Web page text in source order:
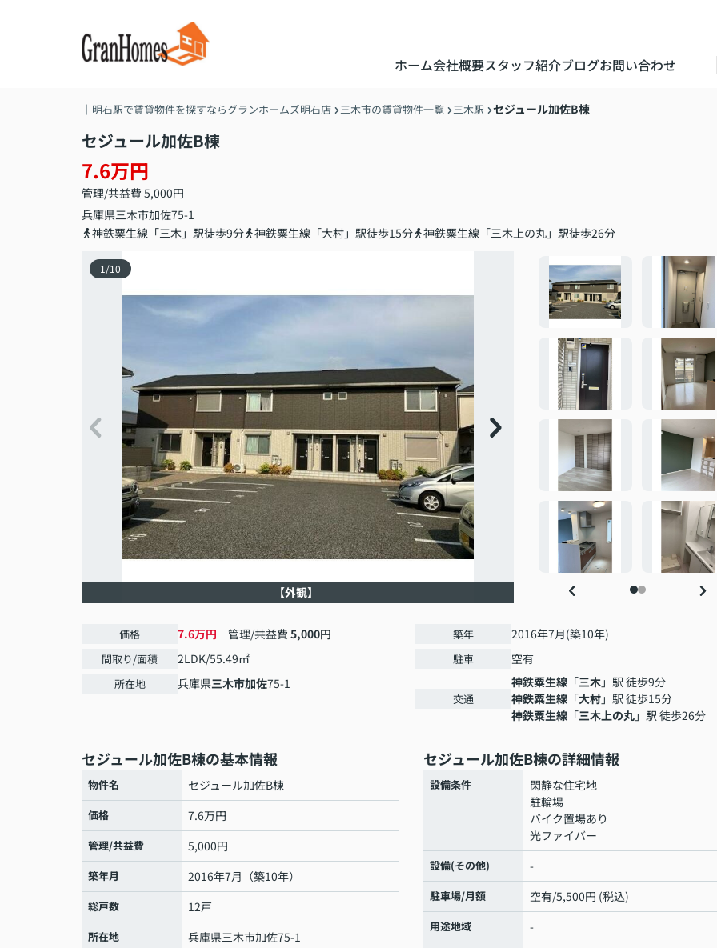
ホーム会社概要スタッフ紹介ブログお問い合わせ
｜明石駅で賃貸物件を探すならグランホームズ明石店 三木市の賃貸物件一覧 三木駅 セジュール加佐B棟
セジュール加佐B棟
7.6万円
管理/共益費 5,000円
兵庫県三木市加佐75-1
神鉄粟生線「三木」駅徒歩9分
神鉄粟生線「大村」駅徒歩15分 神鉄粟生線「三木上の丸」駅徒歩26分
1 /10
【外観】
価格 7.6万円 管理/共益費 5,000円
間取り/面積 2LDK/55.49㎡
所在地 兵庫県三木市加佐75-1
築年 2016年7月(築10年)
駐車 空有
交通
神鉄粟生線 「三木」駅 徒歩9分
神鉄粟生線 「大村」駅 徒歩15分
神鉄粟生線 「三木上の丸」駅 徒歩26分
セジュール加佐B棟の基本情報
物件名 セジュール加佐B棟
価格 7.6万円
管理/共益費 5,000円
築年月 2016年7月（築10年）
総戸数 12戸
所在地 兵庫県三木市加佐75-1
セジュール加佐B棟の詳細情報
設備条件
閑静な住宅地
駐輪場
バイク置場あり
光ファイバー
設備(その他) -
駐車場/月額 空有/5,500円 (税込)
用途地域 -